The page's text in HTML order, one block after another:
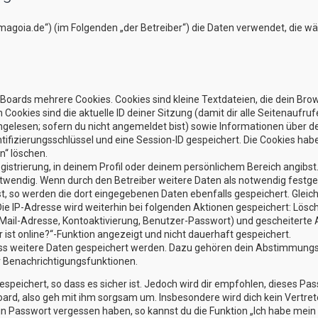
(im Folgenden „der Betreiber“) die Daten verwendet, die
mehrere Cookies. Cookies sind kleine Textdateien, die dein
sind die aktuelle ID deiner Sitzung (damit dir alle
sofern du nicht angemeldet bist) sowie Informationen über
und eine Session-ID gespeichert. Die Cookies
löschen.
in deinem Profil oder deinem persönlichem Bereich
Wenn durch den Betreiber weitere Daten als notwendig
so werden die dort eingegebenen Daten ebenfalls gespeichert.
IP-Adresse wird weiterhin bei folgenden Aktionen gespeichert:
Adresse, Kontoaktivierung, Benutzer-Passwort) und
online?“-Funktion angezeigt und nicht dauerhaft gespeichert.
weitere Daten gespeichert werden. Dazu gehören dein
so dass es sicher ist. Jedoch wird dir empfohlen, dieses
also geh mit ihm sorgsam um. Insbesondere wird dich kein
vergessen haben, so kannst du die Funktion „Ich habe